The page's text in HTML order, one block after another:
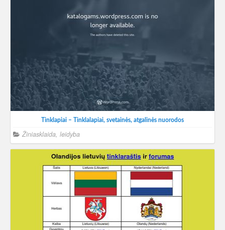
Tinklapiai – Tinklalapiai, svetainės, atgalinės nuorodos
Žiniasklaida, leidyba